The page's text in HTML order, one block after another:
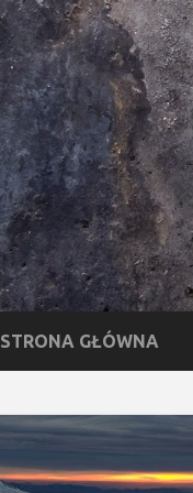
STRONA GŁÓWNA